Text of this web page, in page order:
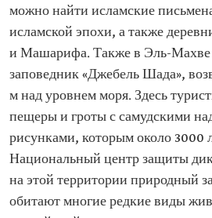
можно найти исламские
исламской эпохи, а также
и Машарифа. Также в Эль-Махве
заповедник «Джебель Шада»,
м над уровнем моря. Здесь
пещеры и гроты с самудскими
рисунками, которым около 3000
Национальный центр защиты
на этой территории природный
обитают многие редкие виды